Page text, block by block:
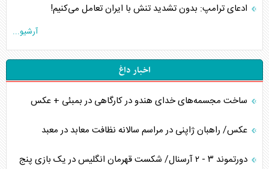
ادعای ترامپ: بدون تشدید تنش با ایران تعامل می‌کنیم!
آرشیو...
اخبار داغ
ساخت مجسمه‌های خدای هندو در کارگاهی در بمبئی + عکس
عکس/ راهبان ژاپنی در مراسم سالانه نظافت معابد در معبد
دورتموند ۳ - ۲ آرسنال/ شکست قهرمان انگلیس در یک بازی پنج